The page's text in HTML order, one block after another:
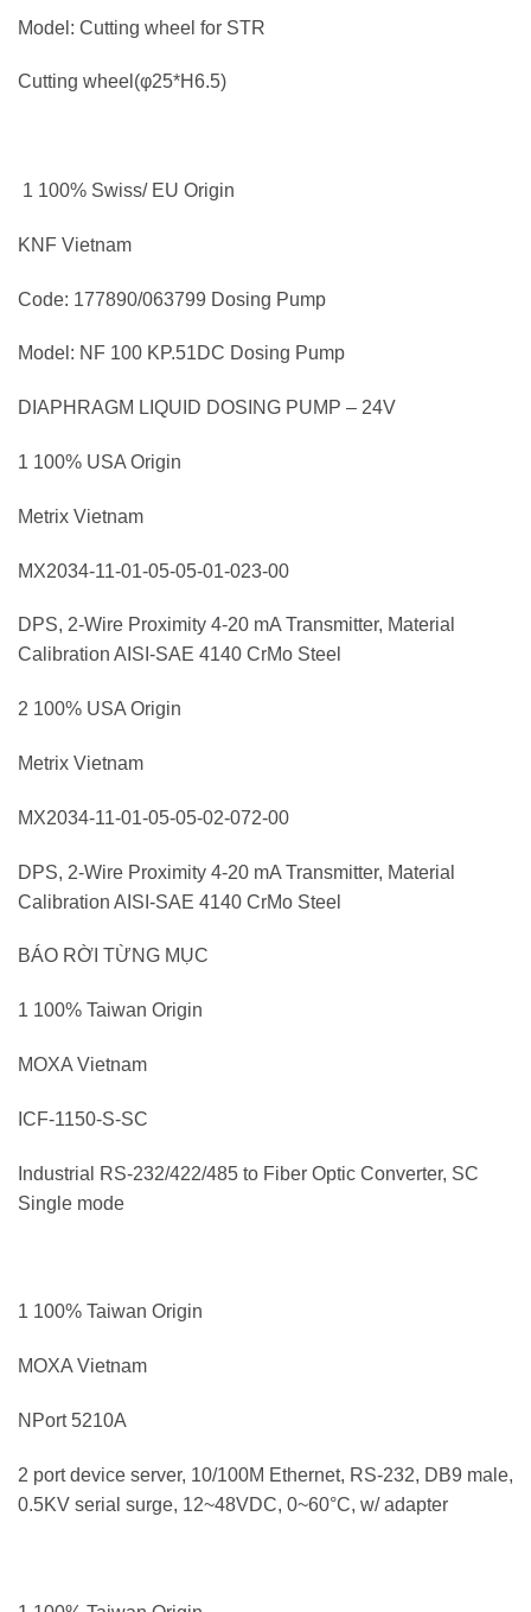
Model: Cutting wheel for STR
Cutting wheel(φ25*H6.5)
1 100% Swiss/ EU Origin
KNF Vietnam
Code: 177890/063799 Dosing Pump
Model: NF 100 KP.51DC Dosing Pump
DIAPHRAGM LIQUID DOSING PUMP – 24V
1 100% USA Origin
Metrix Vietnam
MX2034-11-01-05-05-01-023-00
DPS, 2-Wire Proximity 4-20 mA Transmitter, Material
Calibration AISI-SAE 4140 CrMo Steel
2 100% USA Origin
Metrix Vietnam
MX2034-11-01-05-05-02-072-00
DPS, 2-Wire Proximity 4-20 mA Transmitter, Material
Calibration AISI-SAE 4140 CrMo Steel
BÁO RỜI TỪNG MỤC
1 100% Taiwan Origin
MOXA Vietnam
ICF-1150-S-SC
Industrial RS-232/422/485 to Fiber Optic Converter, SC
Single mode
1 100% Taiwan Origin
MOXA Vietnam
NPort 5210A
2 port device server, 10/100M Ethernet, RS-232, DB9 male,
0.5KV serial surge, 12~48VDC, 0~60°C, w/ adapter